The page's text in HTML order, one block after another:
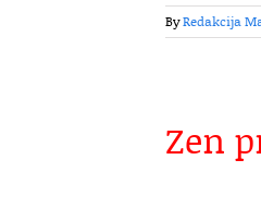
ByRedakcija
Zen